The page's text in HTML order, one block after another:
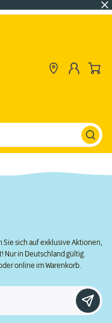
sich auf exklusive Aktionen,
Nur in Deutschland gültig.
online im Warenkorb.